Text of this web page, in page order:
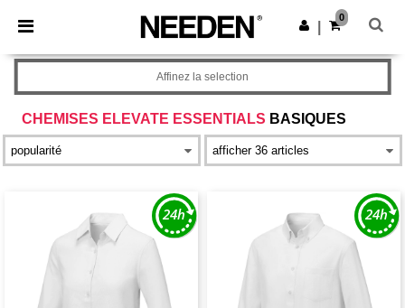
× Appli Needen
Meilleurs prix sur l’app !
Obtenir l'appli
0
CHEMISES ELEVATE ESSENTIALS BASIQUES
Affinez la selection